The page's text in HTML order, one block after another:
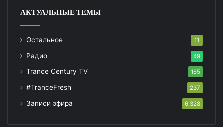
АКТУАЛЬНЫЕ ТЕМЫ
Остальное 11
Радио 49
Trance Century TV 165
#TranceFresh 237
Записи эфира 6 328